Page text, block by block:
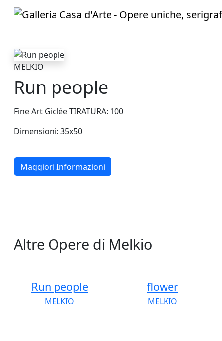
MELKIO
Run people
Fine Art Giclée TIRATURA: 100
Dimensioni: 35x50
Maggiori Informazioni
Altre Opere di Melkio
Run people
MELKIO
flower
MELKIO